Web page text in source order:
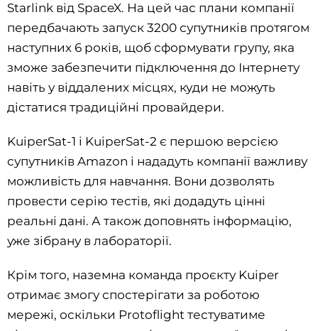
Starlink від SpaceX. На цей час плани компанії
передбачають запуск 3200 супутників протягом
наступних 6 років, щоб сформувати групу, яка
зможе забезпечити підключення до Інтернету
навіть у віддалених місцях, куди не можуть
дістатися традиційні провайдери.
KuiperSat-1 і KuiperSat-2 є першою версією
супутників Amazon і нададуть компанії важливу
можливість для навчання. Вони дозволять
провести серію тестів, які додадуть цінні
реальні дані. А також доповнять інформацію,
уже зібрану в лабораторії.
Крім того, наземна команда проєкту Kuiper
отримає змогу спостерігати за роботою
мережі, оскільки Protoflight тестуватиме